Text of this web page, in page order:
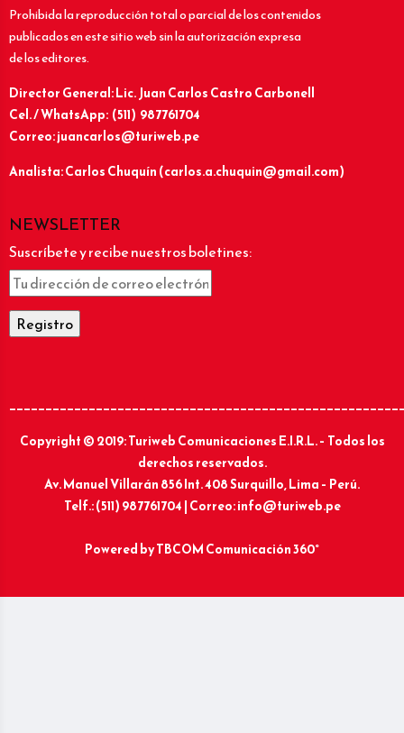
Prohibida la reproducción total o parcial de los contenidos
publicados en este sitio web sin la autorización expresa
de los editores.
Director General: Lic.Juan Carlos Castro Carbonell
Cel. / WhatsApp: (511) 987761704
Correo: juancarlos@turiweb.pe
Analista: Carlos Chuquín (carlos.a.chuquin@gmail.com)
NEWSLETTER
Suscríbete y recibe nuestros boletines:
Copyright © 2019: Turiweb Comunicaciones E.I.R.L. – Todos los
derechos reservados.
Av. Manuel Villarán 856 Int. 408 Surquillo, Lima – Perú.
Telf.: (511) 987761704 | Correo: info@turiweb.pe
Powered byTBCOM Comunicación 360°